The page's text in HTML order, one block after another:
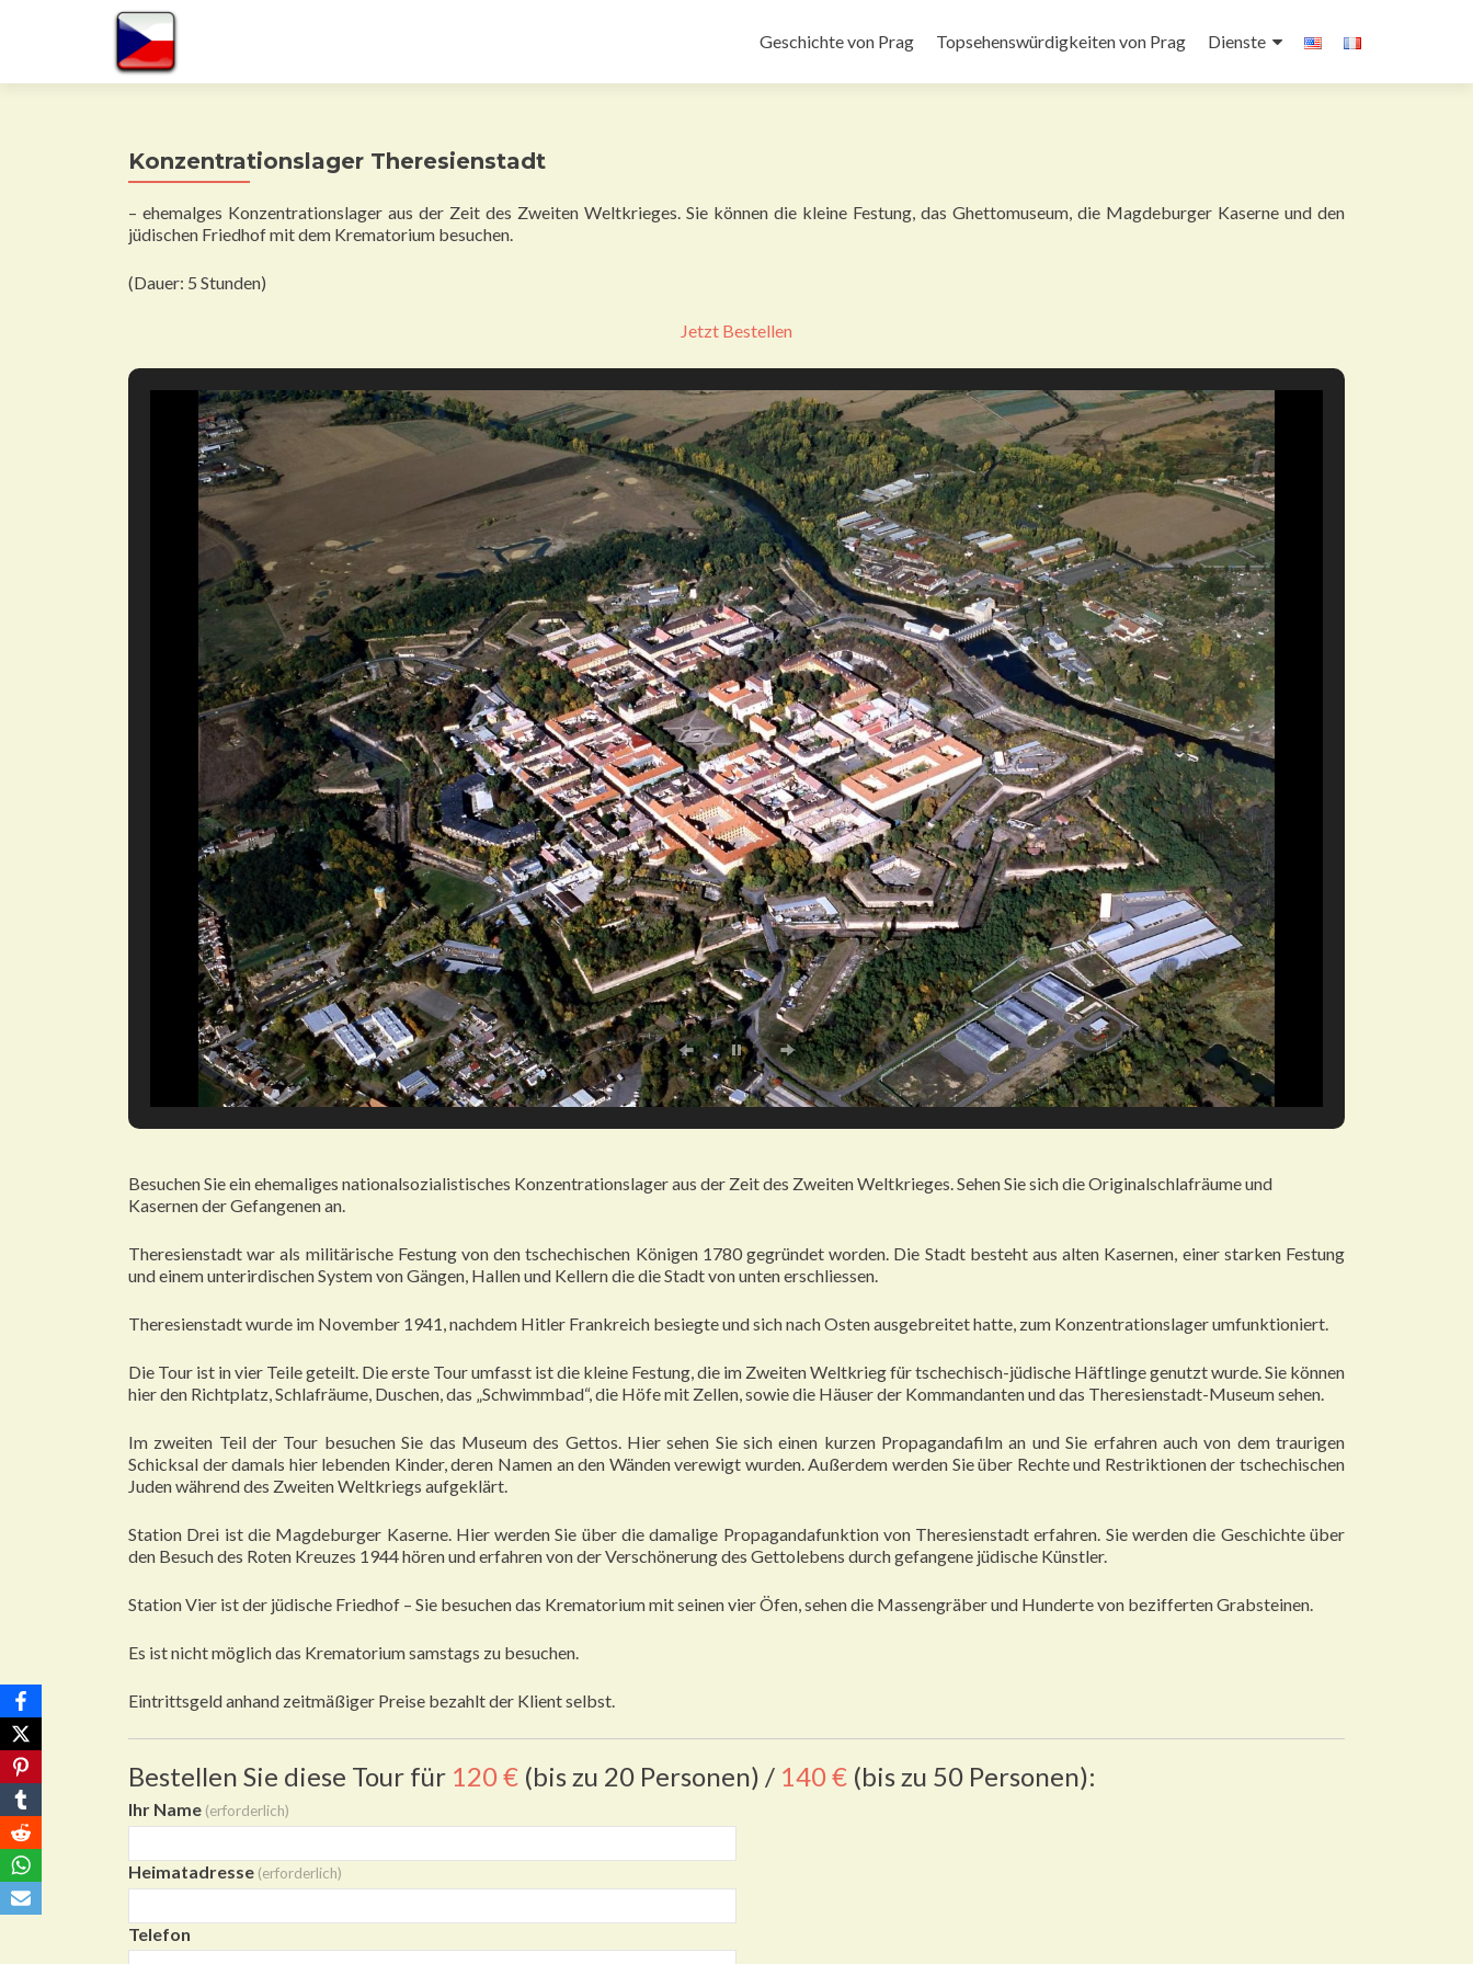
Inhalt
Geschichte von Prag Topsehenswürdigkeiten von Prag Dienste
Konzentrationslager Theresienstadt
– ehemalges Konzentrationslager aus der Zeit des Zweiten Weltkrieges. Sie können die kleine Festung, das Ghettomuseum, die Magdeburger Kaserne und den
jüdischen Friedhof mit dem Krematorium besuchen.
(Dauer: 5 Stunden)
Jetzt Bestellen
Besuchen Sie ein ehemaliges nationalsozialistisches Konzentrationslager aus der Zeit des Zweiten Weltkrieges. Sehen Sie sich die Originalschlafräume und
Kasernen der Gefangenen an.
Theresienstadt war als militärische Festung von den tschechischen Königen 1780 gegründet worden. Die Stadt besteht aus alten Kasernen, einer starken Festung
und einem unterirdischen System von Gängen, Hallen und Kellern die die Stadt von unten erschliessen.
Theresienstadt wurde im November 1941, nachdem Hitler Frankreich besiegte und sich nach Osten ausgebreitet hatte, zum Konzentrationslager umfunktioniert.
Die Tour ist in vier Teile geteilt. Die erste Tour umfasst ist die kleine Festung, die im Zweiten Weltkrieg für tschechisch-jüdische Häftlinge genutzt wurde. Sie können
hier den Richtplatz, Schlafräume, Duschen, das „Schwimmbad“, die Höfe mit Zellen, sowie die Häuser der Kommandanten und das Theresienstadt-Museum sehen.
Im zweiten Teil der Tour besuchen Sie das Museum des Gettos. Hier sehen Sie sich einen kurzen Propagandafilm an und Sie erfahren auch von dem traurigen
Schicksal der damals hier lebenden Kinder, deren Namen an den Wänden verewigt wurden. Außerdem werden Sie über Rechte und Restriktionen der tschechischen
Juden während des Zweiten Weltkriegs aufgeklärt.
Station Drei ist die Magdeburger Kaserne. Hier werden Sie über die damalige Propagandafunktion von Theresienstadt erfahren. Sie werden die Geschichte über
den Besuch des Roten Kreuzes 1944 hören und erfahren von der Verschönerung des Gettolebens durch gefangene jüdische Künstler.
Station Vier ist der jüdische Friedhof – Sie besuchen das Krematorium mit seinen vier Öfen, sehen die Massengräber und Hunderte von bezifferten Grabsteinen.
Es ist nicht möglich das Krematorium samstags zu besuchen.
Eintrittsgeld anhand zeitmäßiger Preise bezahlt der Klient selbst.
Bestellen Sie diese Tour für 120 € (bis zu 20 Personen) / 140 € (bis zu 50 Personen):
Ihr Name (erforderlich)
Heimatadresse (erforderlich)
Telefon